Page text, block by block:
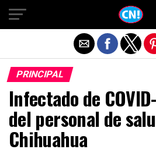
PRINCIPAL
Infectado de
del personal de
Chihuahua
Salir de la